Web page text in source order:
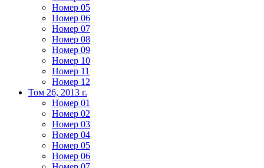
Номер 05
Номер 06
Номер 07
Номер 08
Номер 09
Номер 10
Номер 11
Номер 12
Том 26, 2013 г.
Номер 01
Номер 02
Номер 03
Номер 04
Номер 05
Номер 06